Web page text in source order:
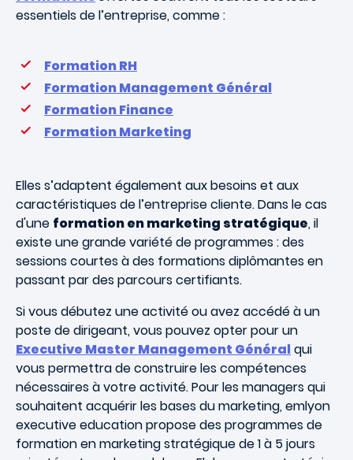
essentiels de l’entreprise, comme :
Formation RH
Formation Management Général
Formation Finance
Formation Marketing
Elles s’adaptent également aux besoins et aux
caractéristiques de l’entreprise cliente. Dans le cas
d'une formation en marketing stratégique, il
existe une grande variété de programmes : des
sessions courtes à des formations diplômantes en
passant par des parcours certifiants.
Si vous débutez une activité ou avez accédé à un
poste de dirigeant, vous pouvez opter pour un
Executive Master Management Généralqui
vous permettra de construire les compétences
nécessaires à votre activité. Pour les managers qui
souhaitent acquérir les bases du marketing, emlyon
executive education propose des programmes de
formation en marketing stratégique de 1 à 5 jours